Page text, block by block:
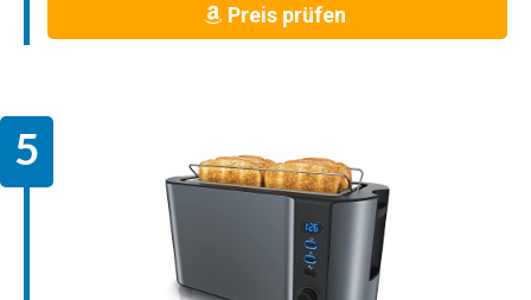
Preis prüfen